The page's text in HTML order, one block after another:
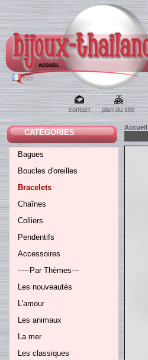
contact plan du site
CATÉGORIES
Bagues
Boucles d'oreilles
Bracelets
Chaînes
Colliers
Pendentifs
Accessoires
-----Par Thèmes---
Les nouveautés
L'amour
Les animaux
La mer
Les classiques
Accueil